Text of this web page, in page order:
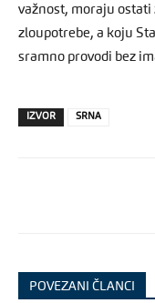
važnost, moraju
zloupotrebe, a koju
sramno provodi bez
IZVOR SRNA
POVEZANI ČLANCI